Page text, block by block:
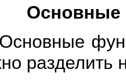
Основные
Основные
разделить